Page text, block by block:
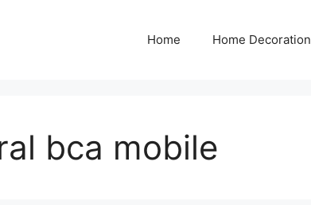
Home Home Decoration
bca mobile